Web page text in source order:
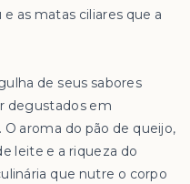
as matas ciliares que a
de seus sabores
degustados em
aroma do pão de queijo,
leite e a riqueza do
que nutre o corpo